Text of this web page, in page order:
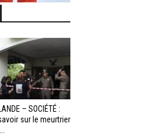
– SOCIÉTÉ :
sur le meurtrier